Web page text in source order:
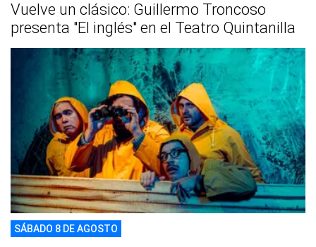
Vuelve un clásico: Guillermo Troncoso
presenta "El inglés" en el Teatro Quintanilla
SÁBADO 8 DE AGOSTO